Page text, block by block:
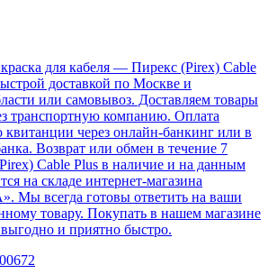
для кабеля — Пирекс (Pirex) Cable
доставкой по Москве и
или самовывоз. Доставляем товары
транспортную компанию. Оплата
через онлайн-банкинг или в
Возврат или обмен в течение 7
Cable Plus в наличие и на данным
на складе интернет-магазина
всегда готовы ответить на ваши
товару. Покупать в нашем магазине
выгодно и приятно быстро.